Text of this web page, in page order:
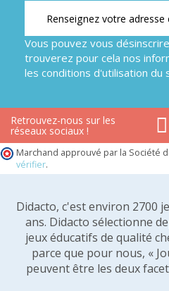
Vous pouvez vous
trouverez pour cela nos
les conditions d'utilisation du
Retrouvez-nous sur les
réseaux sociaux !
Marchand approuvé par la Société
vérifier.
Didacto, c'est environ 2700
ans. Didacto sélectionne
jeux éducatifs de qualité
parce que pour nous, «
peuvent être les deux